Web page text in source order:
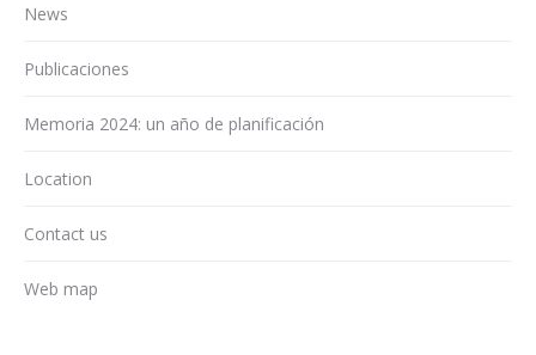
News
Publicaciones
Memoria 2024: un año de planificación
Location
Contact us
Web map